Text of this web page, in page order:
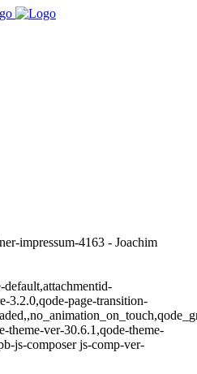
impressum-4163 - Joachim
default,attachmentid-
3.2.0,qode-page-transition-
theme-ver-30.6.1,qode-theme-
js-composer js-comp-ver-